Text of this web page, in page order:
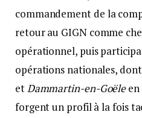
commandement de la
retour au GIGN comme
opérationnel, puis
opérations nationales,
etDammartin-en-Goëleen
forgent un profil à la fois